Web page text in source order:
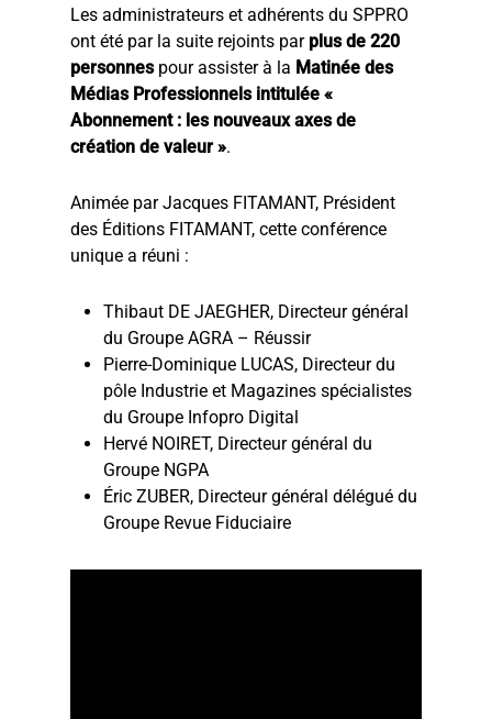
Les administrateurs et adhérents du SPPRO
ont été par la suite rejoints par plus de 220
personnespour assister à la Matinée des
Médias Professionnels intitulée «
Abonnement : les nouveaux axes de
création de valeur ».
Animée par Jacques FITAMANT, Président
des Éditions FITAMANT, cette conférence
unique a réuni :
Thibaut DE JAEGHER, Directeur général
du Groupe AGRA – Réussir
Pierre-Dominique LUCAS, Directeur du
pôle Industrie et Magazines spécialistes
du Groupe Infopro Digital
Hervé NOIRET, Directeur général du
Groupe NGPA
Éric ZUBER, Directeur général délégué du
Groupe Revue Fiduciaire